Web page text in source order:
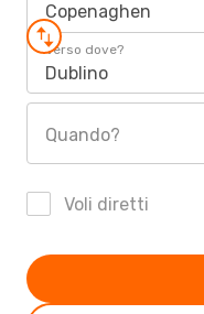
Copenaghen
Verso dove?
Dublino
Quando?
Voli diretti